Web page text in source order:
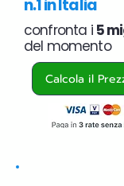
n.1 in Italia
confronta i 5
del momento
Calcola il